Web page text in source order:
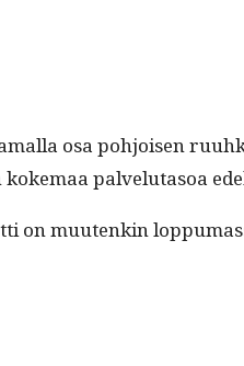
osa pohjoisen
palve­lu­ta­soa
on muutenkin